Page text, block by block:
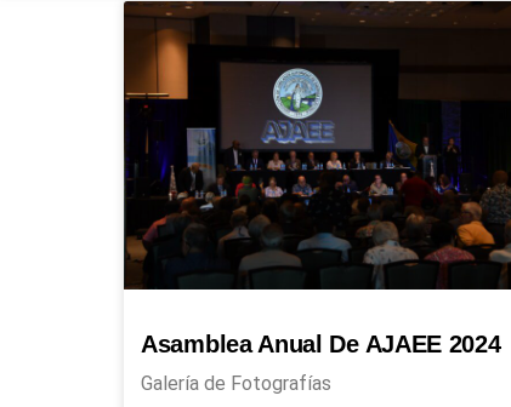
Asamblea Anual De AJAEE 2024
Galería de Fotografías